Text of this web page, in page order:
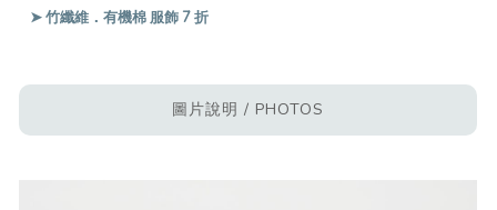
➤ 竹纖維．有機棉 服飾 7 折
圖片說明 / PHOTOS